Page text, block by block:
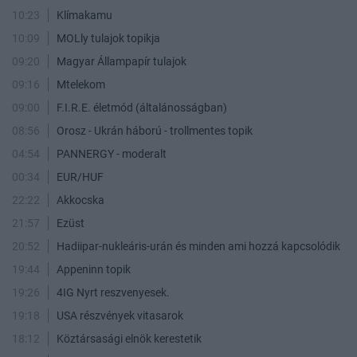
10:23
Klímakamu
10:09
MOLly tulajok topikja
09:20
Magyar Állampapír tulajok
09:16
Mtelekom
09:00
F.I.R.E. életmód (általánosságban)
08:56
Orosz - Ukrán háború - trollmentes topik
04:54
PANNERGY - moderalt
00:34
EUR/HUF
22:22
Akkocska
21:57
Ezüst
20:52
Hadiipar-nukleáris-urán és minden ami hozzá kapcsolódik
19:44
Appeninn topik
19:26
4IG Nyrt reszvenyesek.
19:18
USA részvények vitasarok
18:12
Köztársasági elnök kerestetik